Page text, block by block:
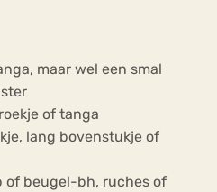
maar wel een smal
of tanga
lang bovenstukje of
of beugel-bh, ruches of